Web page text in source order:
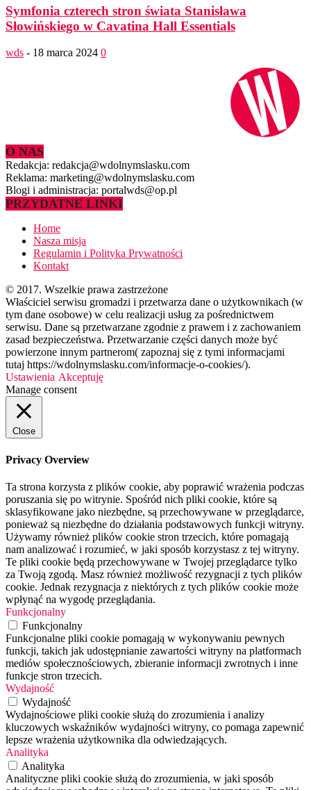
Symfonia czterech stron świata Stanisława
Słowińskiego w Cavatina Hall Essentials
wds - 18 marca 2024 0
O NAS
Redakcja: redakcja@wdolnymslasku.com
Reklama: marketing@wdolnymslasku.com
Blogi i administracja: portalwds@op.pl
PRZYDATNE LINKI
Home
Nasza misja
Regulamin i Polityka Prywatności
Kontakt
© 2017. Wszelkie prawa zastrzeżone
Właściciel serwisu gromadzi i przetwarza dane o użytkownikach (w
tym dane osobowe) w celu realizacji usług za pośrednictwem
serwisu. Dane są przetwarzane zgodnie z prawem i z zachowaniem
zasad bezpieczeństwa. Przetwarzanie części danych może być
powierzone innym partnerom( zapoznaj się z tymi informacjami
tutaj https://wdolnymslasku.com/informacje-o-cookies/).
Ustawienia Akceptuję
Manage consent
Close
Privacy Overview
Ta strona korzysta z plików cookie, aby poprawić wrażenia podczas
poruszania się po witrynie. Spośród nich pliki cookie, które są
sklasyfikowane jako niezbędne, są przechowywane w przeglądarce,
ponieważ są niezbędne do działania podstawowych funkcji witryny.
Używamy również plików cookie stron trzecich, które pomagają
nam analizować i rozumieć, w jaki sposób korzystasz z tej witryny.
Te pliki cookie będą przechowywane w Twojej przeglądarce tylko
za Twoją zgodą. Masz również możliwość rezygnacji z tych plików
cookie. Jednak rezygnacja z niektórych z tych plików cookie może
wpłynąć na wygodę przeglądania.
Funkcjonalny
Funkcjonalny
Funkcjonalne pliki cookie pomagają w wykonywaniu pewnych
funkcji, takich jak udostępnianie zawartości witryny na platformach
mediów społecznościowych, zbieranie informacji zwrotnych i inne
funkcje stron trzecich.
Wydajność
Wydajność
Wydajnościowe pliki cookie służą do zrozumienia i analizy
kluczowych wskaźników wydajności witryny, co pomaga zapewnić
lepsze wrażenia użytkownika dla odwiedzających.
Analityka
Analityka
Analityczne pliki cookie służą do zrozumienia, w jaki sposób